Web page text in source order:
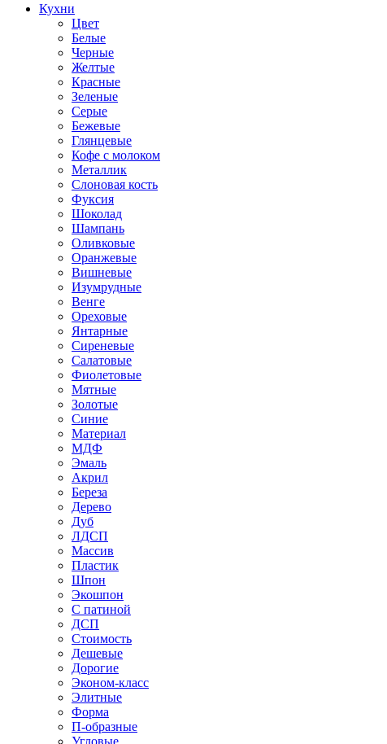
Кухни
Цвет
Белые
Черные
Желтые
Красные
Зеленые
Серые
Бежевые
Глянцевые
Кофе с молоком
Металлик
Слоновая кость
Фуксия
Шоколад
Шампань
Оливковые
Оранжевые
Вишневые
Изумрудные
Венге
Ореховые
Янтарные
Сиреневые
Салатовые
Фиолетовые
Мятные
Золотые
Синие
Материал
МДФ
Эмаль
Акрил
Береза
Дерево
Дуб
ЛДСП
Массив
Пластик
Шпон
Экошпон
С патиной
ДСП
Стоимость
Дешевые
Дорогие
Эконом-класс
Элитные
Форма
П-образные
Угловые